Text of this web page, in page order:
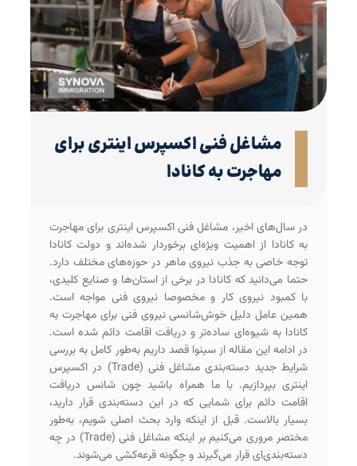
مشاغل فنی اکسپرس اینتری برای
مهاجرت به کانادا
در سال‌های اخیر، مشاغل فنی اکسپرس اینتری برای مهاجرت
به کانادا از اهمیت ویژه‌ای برخوردار شده‌اند و دولت کانادا
توجه خاصی به جذب نیروی ماهر در حوزه‌های مختلف دارد.
حتما می‌دانید که کانادا در برخی از استان‌ها و صنایع کلیدی،
با کمبود نیروی کار و مخصوصا نیروی فنی مواجه است.
همین عامل دلیل خوش‌‌شانسی نیروی فنی برای مهاجرت به
کانادا به شیوه‌ای ساده‌تر و دریافت اقامت دائم شده است.
در ادامه این مقاله از سینوا قصد داریم به‌طور کامل به بررسی
شرایط جدید دسته‌بندی مشاغل فنی (Trade) در اکسپرس
اینتری بپردازیم. با ما همراه باشید چون شانس دریافت
اقامت دائم برای شمایی که در این دسته‌بندی قرار دارید،
بسیار بالاست. قبل از اینکه وارد بحث اصلی شویم، به‌طور
مختصر مروری می‌کنیم بر اینکه مشاغل فنی (Trade) در چه
دسته‌بندی‌ای قرار می‌گیرند و چگونه قرعه‌کشی می‌شوند.